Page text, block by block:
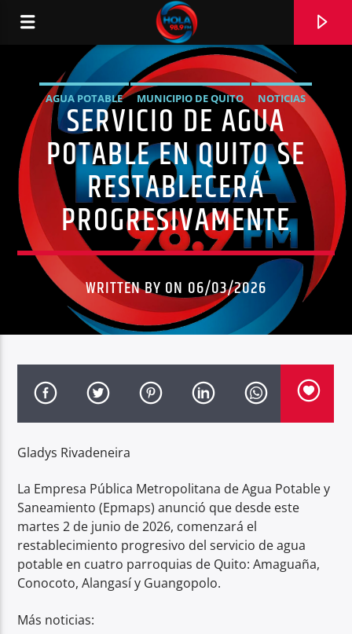
RADIO HOLA
0:00
Radio hola
AGUA POTABLE MUNICIPIO DE QUITO
NOTICIAS
QUITO
SERVICIO DE AGUA
POTABLE EN QUITO SE
RESTABLECERÁ
PROGRESIVAMENTE
WRITTEN BY ON 06/03/2026
Gladys Rivadeneira
La Empresa Pública Metropolitana de Agua Potable y
Saneamiento (Epmaps) anunció que desde este
martes 2 de junio de 2026, comenzará el
restablecimiento progresivo del servicio de agua
potable en cuatro parroquias de Quito: Amaguaña,
Conocoto, Alangasí y Guangopolo.
Más noticias: